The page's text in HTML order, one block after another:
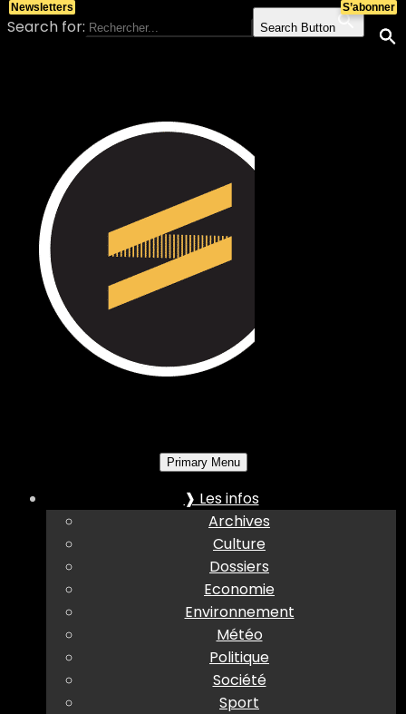
Search for: Search Button
Primary Menu
❱ Les infos
Archives
Culture
Dossiers
Economie
Environnement
Météo
Politique
Société
Sport
S’abonner
Newsletters